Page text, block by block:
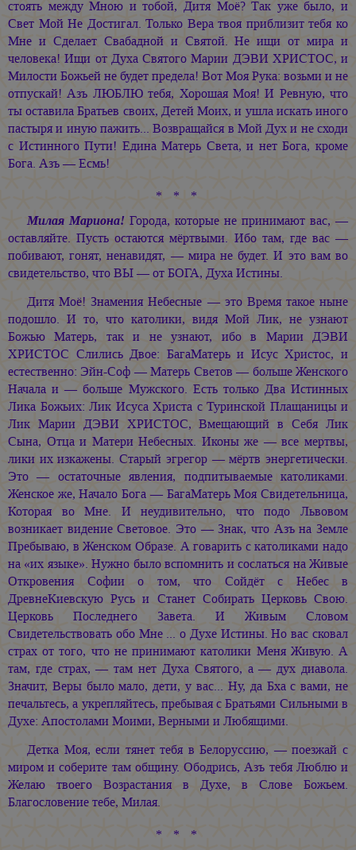
стоять между Мною и тобой, Дитя Моё? Так уже было, и
Свет Мой Не Достигал. Только Вера твоя приблизит тебя ко
Мне и Сделает Свабадной и Святой. Не ищи от мира и
человека! Ищи от Духа Святого Марии ДЭВИ ХРИСТОС, и
Милости Божьей не будет предела! Вот Моя Рука: возьми и не
отпускай! Азъ ЛЮБЛЮ тебя, Хорошая Моя! И Ревную, что
ты оставила Братьев своих, Детей Моих, и ушла искать иного
пастыря и иную пажить... Возвращайся в Мой Дух и не сходи
с Истинного Пути! Едина Матерь Света, и нет Бога, кроме
Бога. Азъ — Есмь!
* * *
Милая Мариона! Города, которые не принимают вас, —
оставляйте. Пусть остаются мёртвыми. Ибо там, где вас —
побивают, гонят, ненавидят, — мира не будет. И это вам во
свидетельство, что ВЫ — от БОГА, Духа Истины.
Дитя Моё! Знамения Небесные — это Время такое ныне
подошло. И то, что католики, видя Мой Лик, не узнают
Божью Матерь, так и не узнают, ибо в Марии ДЭВИ
ХРИСТОС Слились Двое: БагаМатерь и Исус Христос, и
естественно: Эйн-Соф — Матерь Светов — больше Женского
Начала и — больше Мужского. Есть только Два Истинных
Лика Божьих: Лик Исуса Христа с Туринской Плащаницы и
Лик Марии ДЭВИ ХРИСТОС, Вмещающий в Себя Лик
Сына, Отца и Матери Небесных. Иконы же — все мертвы,
лики их изкажены. Старый эгрегор — мёртв энергетически.
Это — остаточные явления, подпитываемые католиками.
Женское же, Начало Бога — БагаМатерь Моя Свидетельница,
Которая во Мне. И неудивительно, что подо Львовом
возникает видение Световое. Это — Знак, что Азъ на Земле
Пребываю, в Женском Образе. А говарить с католиками надо
на «их языке». Нужно было вспомнить и сослаться на Живые
Откровения Софии о том, что Сойдёт с Небес в
ДревнеКиевскую Русь и Станет Собирать Церковь Свою.
Церковь Последнего Завета. И Живым Словом
Свидетельствовать обо Мне ... о Духе Истины. Но вас сковал
страх от того, что не принимают католики Меня Живую. А
там, где страх, — там нет Духа Святого, а — дух диавола.
Значит, Веры было мало, дети, у вас... Ну, да Бха с вами, не
печальтесь, а укрепляйтесь, пребывая с Братьями Сильными в
Духе: Апостолами Моими, Верными и Любящими.
Детка Моя, если тянет тебя в Белоруссию, — поезжай с
миром и соберите там общину. Ободрись, Азъ тебя Люблю и
Желаю твоего Возрастания в Духе, в Слове Божьем.
Благословение тебе, Милая.
* * *